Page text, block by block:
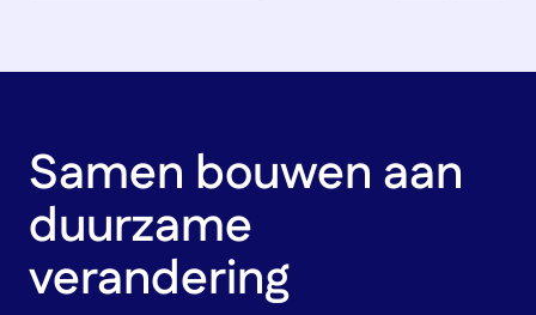
Samen bouwen aan
duurzame
verandering